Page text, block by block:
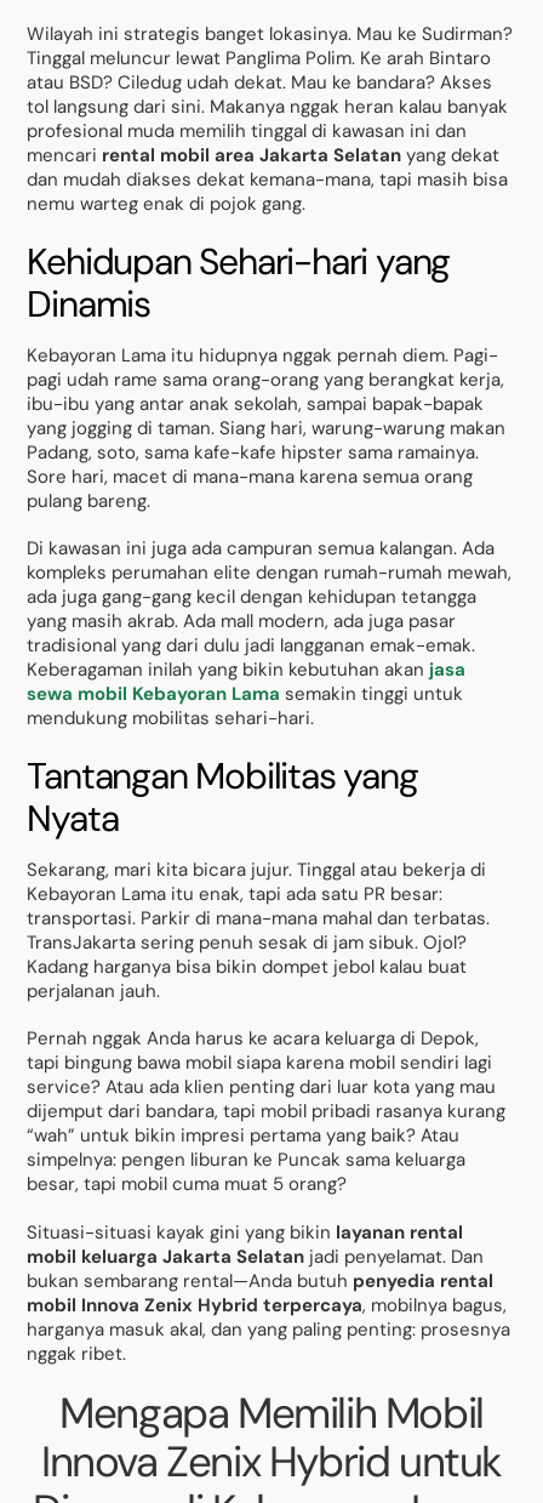
Wilayah ini strategis banget lokasinya. Mau ke Sudirman?
Tinggal meluncur lewat Panglima Polim. Ke arah Bintaro
atau BSD? Ciledug udah dekat. Mau ke bandara? Akses
tol langsung dari sini. Makanya nggak heran kalau banyak
profesional muda memilih tinggal di kawasan ini dan
mencari rental mobil area Jakarta Selatan yang dekat
dan mudah diakses dekat kemana-mana, tapi masih bisa
nemu warteg enak di pojok gang.
Kehidupan Sehari-hari yang
Dinamis
Kebayoran Lama itu hidupnya nggak pernah diem. Pagi-
pagi udah rame sama orang-orang yang berangkat kerja,
ibu-ibu yang antar anak sekolah, sampai bapak-bapak
yang jogging di taman. Siang hari, warung-warung makan
Padang, soto, sama kafe-kafe hipster sama ramainya.
Sore hari, macet di mana-mana karena semua orang
pulang bareng.
Di kawasan ini juga ada campuran semua kalangan. Ada
kompleks perumahan elite dengan rumah-rumah mewah,
ada juga gang-gang kecil dengan kehidupan tetangga
yang masih akrab. Ada mall modern, ada juga pasar
tradisional yang dari dulu jadi langganan emak-emak.
Keberagaman inilah yang bikin kebutuhan akan jasa
sewa mobil Kebayoran Lama semakin tinggi untuk
mendukung mobilitas sehari-hari.
Tantangan Mobilitas yang
Nyata
Sekarang, mari kita bicara jujur. Tinggal atau bekerja di
Kebayoran Lama itu enak, tapi ada satu PR besar:
transportasi. Parkir di mana-mana mahal dan terbatas.
TransJakarta sering penuh sesak di jam sibuk. Ojol?
Kadang harganya bisa bikin dompet jebol kalau buat
perjalanan jauh.
Pernah nggak Anda harus ke acara keluarga di Depok,
tapi bingung bawa mobil siapa karena mobil sendiri lagi
service? Atau ada klien penting dari luar kota yang mau
dijemput dari bandara, tapi mobil pribadi rasanya kurang
“wah” untuk bikin impresi pertama yang baik? Atau
simpelnya: pengen liburan ke Puncak sama keluarga
besar, tapi mobil cuma muat 5 orang?
Situasi-situasi kayak gini yang bikin layanan rental
mobil keluarga Jakarta Selatan jadi penyelamat. Dan
bukan sembarang rental—Anda butuh penyedia rental
mobil Innova Zenix Hybrid terpercaya, mobilnya bagus,
harganya masuk akal, dan yang paling penting: prosesnya
nggak ribet.
Mengapa Memilih Mobil
Innova Zenix Hybrid untuk